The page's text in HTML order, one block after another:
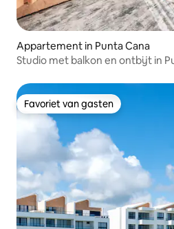
Appartement in Punta Cana
Studio met balkon en ontbijt in
Favoriet van gasten
Favoriet van gasten